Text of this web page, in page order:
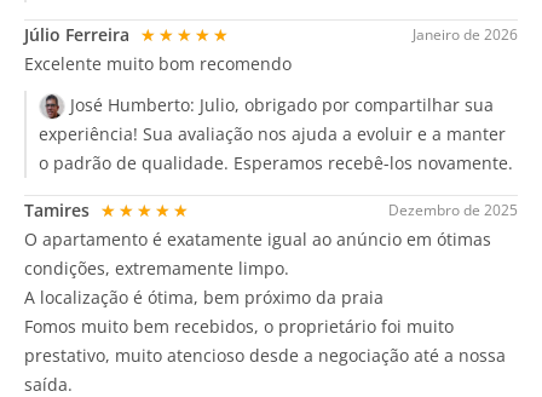
Janeiro de 2026
Júlio Ferreira ★★★★★
Excelente muito bom recomendo
José Humberto: Julio, obrigado por compartilhar sua
experiência! Sua avaliação nos ajuda a evoluir e a manter
o padrão de qualidade. Esperamos recebê-los novamente.
Dezembro de 2025
Tamires ★★★★★
O apartamento é exatamente igual ao anúncio em ótimas
condições, extremamente limpo.
A localização é ótima, bem próximo da praia
Fomos muito bem recebidos, o proprietário foi muito
prestativo, muito atencioso desde a negociação até a nossa
saída.